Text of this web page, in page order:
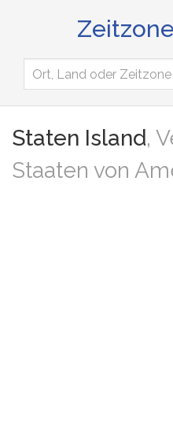
Staten Island,
Staaten von